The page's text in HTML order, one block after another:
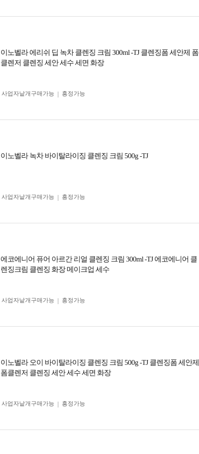
이노벨라 에리쉬 딥 녹차 클렌징 크림 300ml -TJ 클렌징폼 세안제 폼
클렌저 클렌징 세안 세수 세면 화장
사업자 낱개구매가능 흥정가능
이노벨라 녹차 바이탈라이징 클렌징 크림 500g -TJ
사업자 낱개구매가능 흥정가능
에코에니어 퓨어 아르간 리얼 클렌징 크림 300ml -TJ 에코에니어 클
렌징크림 클렌징 화장 메이크업 세수
사업자 낱개구매가능 흥정가능
이노벨라 오이 바이탈라이징 클렌징 크림 500g -TJ 클렌징폼 세안제
폼클렌저 클렌징 세안 세수 세면 화장
사업자 낱개구매가능 흥정가능